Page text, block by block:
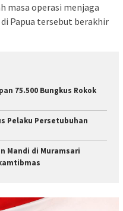
masa operasi menjaga
Papua tersebut berakhir
75.500 Bungkus Rokok
Pelaku Persetubuhan
Mandi di Muramsari